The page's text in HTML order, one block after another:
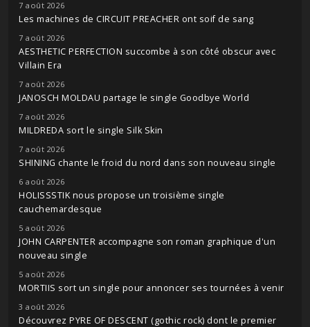
7 août 2026
Les machines de CIRCUIT PREACHER ont soif de sang
7 août 2026
AESTHETIC PERFECTION succombe à son côté obscur avec
Villain Era
7 août 2026
JANOSCH MOLDAU partage le single Goodbye World
7 août 2026
MILDREDA sort le single Silk Skin
7 août 2026
SHINING chante le froid du nord dans son nouveau single
6 août 2026
HOLISSSTIK nous propose un troisième single
cauchemardesque
5 août 2026
JOHN CARPENTER accompagne son roman graphique d'un
nouveau single
5 août 2026
MORTIIS sort un single pour annoncer ses tournées à venir
3 août 2026
Découvrez PYRE OF DESCENT (gothic rock) dont le premier